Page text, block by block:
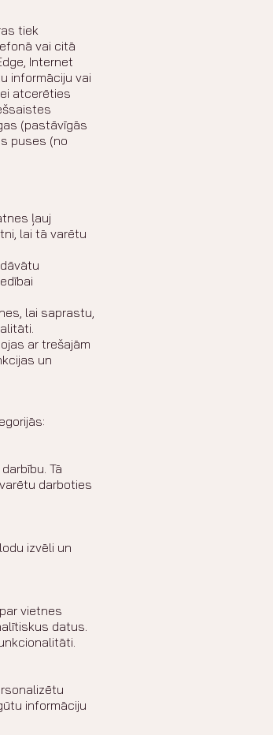
tiek
vai citā
Internet
informāciju vai
atcerēties
(pastāvīgās
puses (no
ļauj
lai tā varētu
lai saprastu,
ar trešajām
un
Tā
darboties
izvēli un
vietnes
datus.
informāciju